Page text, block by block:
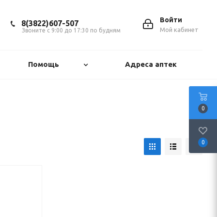
Войти
Мой кабинет
8(3822)607-507
Звоните с 9:00 до 17:30 по будням
Помощь Адреса аптек
0
0